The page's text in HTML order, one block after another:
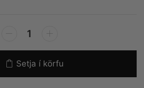
Setja í körfu
Alternative: